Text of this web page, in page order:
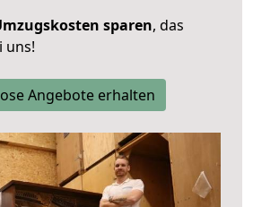
sparen, das
uns!
Angebote erhalten